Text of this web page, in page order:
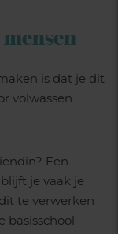
is dat je dit
volwassen
Een
je vaak je
te verwerken
basisschool